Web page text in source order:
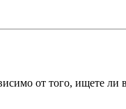
от того, ищете ли